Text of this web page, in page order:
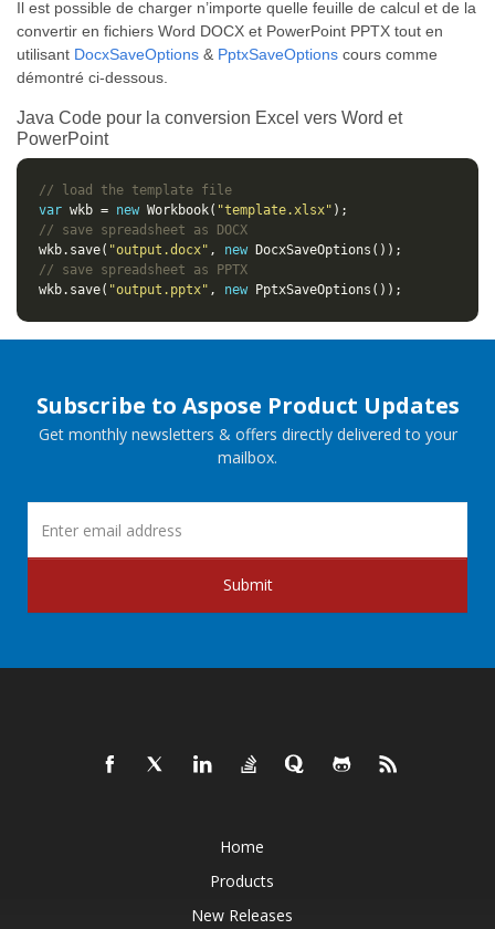
Il est possible de charger n’importe quelle feuille de calcul et de la
convertir en fichiers Word DOCX et PowerPoint PPTX tout en
utilisant DocxSaveOptions & PptxSaveOptions cours comme
démontré ci-dessous.
Java Code pour la conversion Excel vers Word et
PowerPoint
// load the template file
var wkb = new Workbook( "template.xlsx"
// save spreadsheet as DOCX
wkb.save( "output.docx" , new
// save spreadsheet as PPTX
wkb.save( "output.pptx" , new
Subscribe to Aspose Product Updates
Get monthly newsletters & offers directly delivered to your
mailbox.
Submit
Home
Products
New Releases